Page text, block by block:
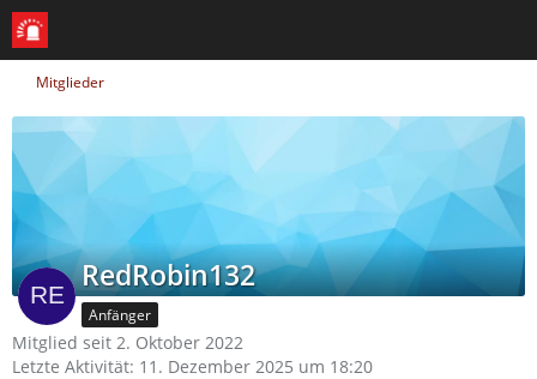
Mitglieder
RedRobin132
Anfänger
Mitglied seit 2. Oktober 2022
Letzte Aktivität: 11. Dezember 2025 um 18:20